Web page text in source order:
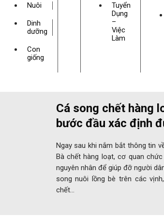
Nuôi
Dinh
dưỡng
Con
giống
Tuyển
Dụng
–
Việc
Làm
Cá song chết hàng
bước đầu xác định
Ngay sau khi nắm bắt thông tin
Bà chết hàng loạt, cơ quan
nguyên nhân để giúp đỡ người
song nuôi lồng bè trên các
chết…